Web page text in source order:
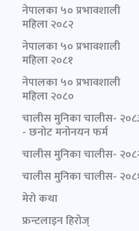
नेपालका ५० प्रभावशाली
महिला २०८२
नेपालका ५० प्रभावशाली
महिला २०८१
नेपालका ५० प्रभावशाली
महिला २०८०
चालीस मुनिका चालीस-
- छनोट मनोनयन फर्म
चालीस मुनिका चालीस-
चालीस मुनिका चालीस-
मेरो कथा
फ्रन्टलाइन हिरोज्